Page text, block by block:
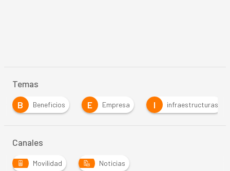
Temas
B
Beneficios E Empresa I infraestructuras
Canales
Movilidad Noticias